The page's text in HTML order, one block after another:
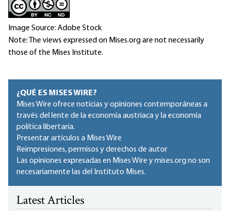
Image Source: Adobe Stock
Note: The views expressed on Mises.org are not necessarily
those of the Mises Institute.
¿QUÉ ES MISES WIRE?
Mises Wire ofrece noticias y opiniones contemporáneas a
través del lente de la economía austriaca y la economía
política libertaria.
Presentar artículos a Mises Wire
Reimpresiones, permisos y derechos de autor
Las opiniones expresadas en Mises Wire y mises.org no son
necesariamente las del Instituto Mises.
Latest Articles